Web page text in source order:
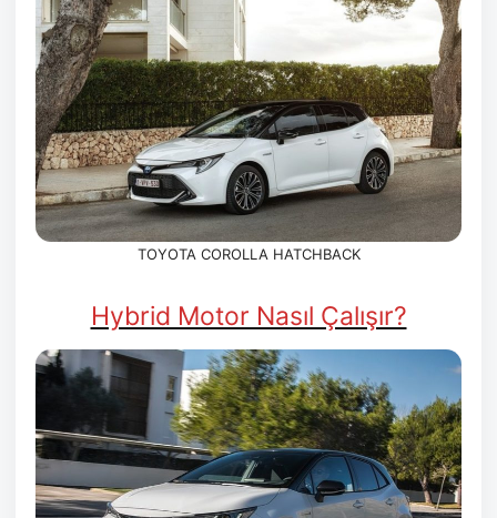
TOYOTA COROLLA HATCHBACK
Hybrid Motor Nasıl Çalışır?